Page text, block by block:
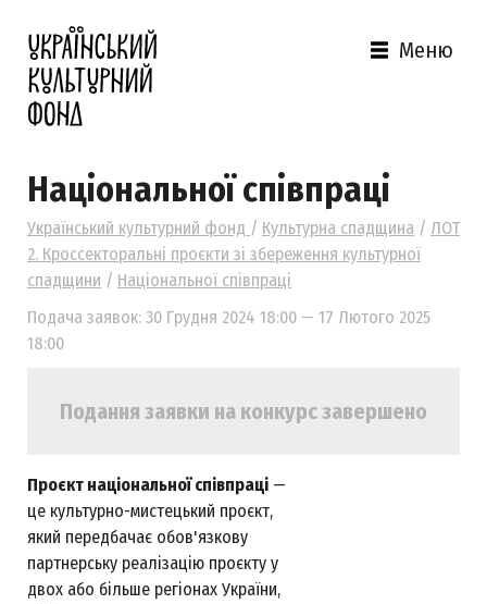
Меню
Національної співпраці
Український культурний фонд / Культурна спадщина / ЛОТ
2. Кроссекторальні проєкти зі збереження культурної
спадщини / Національної співпраці
Проєкт національної співпраці —
це культурно-мистецький проєкт,
який передбачає обов'язкову
партнерську реалізацію проєкту у
двох або більше регіонах України,
Подача заявок: 30 Грудня 2024 18:00 — 17 Лютого 2025
18:00
Подання заявки на конкурс завершено